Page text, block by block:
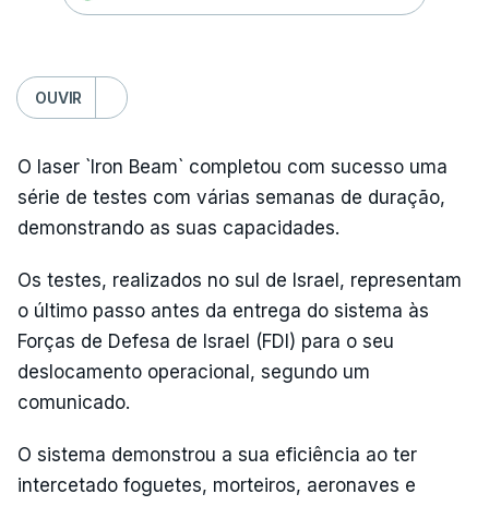
OUVIR
O laser `Iron Beam` completou com sucesso uma
série de testes com várias semanas de duração,
demonstrando as suas capacidades.
Os testes, realizados no sul de Israel, representam
o último passo antes da entrega do sistema às
Forças de Defesa de Israel (FDI) para o seu
deslocamento operacional, segundo um
comunicado.
O sistema demonstrou a sua eficiência ao ter
intercetado foguetes, morteiros, aeronaves e